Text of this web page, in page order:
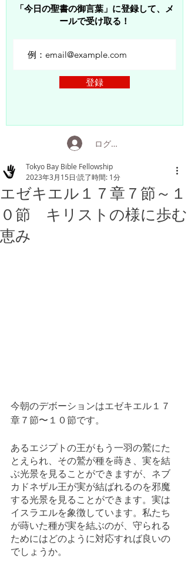
「今日の聖書の御言葉」に登録して、メ
ールで受け取る！
登録
ログイン
エゼキエル１７章７節～１
０節 キリストの様に歩む
恵み
Tokyo Bay Bible Fellowship
2023年3月15日 読了時間: 1分
今朝のデボーションはエゼキエル１７
章７節〜１０節です。
あるエジプトの王がもう一羽の鷲にた
とえられ、その鷲が種を蒔き、実を結
ぶ光景を見ることができますが、ネブ
カドネザル王が実が結ばれるのを邪魔
する光景を見ることができます。実は
イスラエルを象徴しています。私たち
が蒔いた種が実を結ぶのが、守られる
ためにはどのように対応すれば良いの
でしょうか。